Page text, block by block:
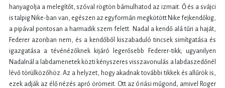
hanyagolja a melegítőt, szóval rögtön bámulhatod az izmait. Ő és a svájci
is talpig Nike-ban van, egészen az egyformán megkötött Nike fejkendőkig,
a pipával pontosan a harmadik szem felett. Nadal a kendő alá tűri a haját,
Federer azonban nem, és a kendőből kiszabaduló tincsek simítgatása és
igazgatása a tévénézőknek kijáró legerősebb Federer-tikk; ugyanilyen
Nadalnál a labdamenetek közti kényszeres visszavonulás a labdaszedőnél
lévő törülközőhöz. Az a helyzet, hogy akadnak további tikkek és allűrök is,
ezek adják az élő nézés apró örömeit. Ott az óriási műgond, amivel Roger